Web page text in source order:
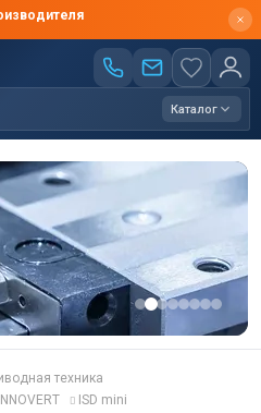
Каталог
техника
INNOVERT
ISD mini